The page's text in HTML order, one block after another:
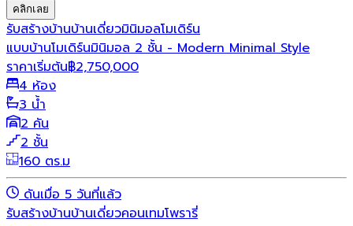
คลิกเลย
รับสร้างบ้านบ้านเดี่ยวมินิมอลโมเดิร์น
แบบบ้านโมเดิร์นมินิมอล 2 ชั้น - Modern Minimal Style
ราคาเริ่มต้น฿2,750,000
4 ห้อง
3 น้ำ
2 คัน
2 ชั้น
160 ตร.ม
ดันเมื่อ 5 วันที่แล้ว
รับสร้างบ้านบ้านเดี่ยวคอนเทมโพรารี่